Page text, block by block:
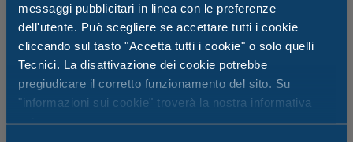
messaggi pubblicitari in linea con le preferenze
dell'utente. Può scegliere se accettare tutti i cookie
cliccando sul tasto "Accetta tutti i cookie" o solo quelli
Tecnici. La disattivazione dei cookie potrebbe
pregiudicare il corretto funzionamento del sito. Su
"informazioni sui cookie" troverà la nostra informativa
estesa.
Immagina sei lettini effervescenti, quattro postazioni
idromassaggio, tre cascate modello cigno, e la piscina
diventa una piacevole abitudine delle tue vacanze.
Giocare con l’acqua non è mai stato così piacevole. Un
entusiasmante diversivo alle calde giornate estive delle
tue vacanze a Riccione.